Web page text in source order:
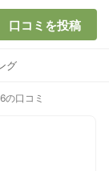
口コミを投稿
グ
の口コミ